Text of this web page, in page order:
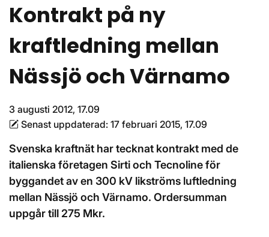
Kontrakt på ny
kraftledning mellan
Nässjö och Värnamo
3 augusti 2012, 17.09
Senast uppdaterad: 17 februari 2015, 17.09
Svenska kraftnät har tecknat kontrakt med de
italienska företagen Sirti och Tecnoline för
byggandet av en 300 kV likströms luftledning
mellan Nässjö och Värnamo. Ordersumman
uppgår till 275 Mkr.